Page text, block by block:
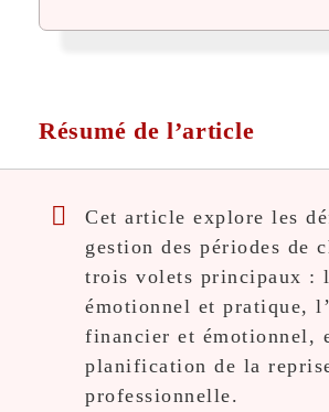
Résumé de l’article
Cet article explore les
gestion des périodes de
trois volets principaux :
émotionnel et pratique,
financier et émotionnel,
planification de la
professionnelle.